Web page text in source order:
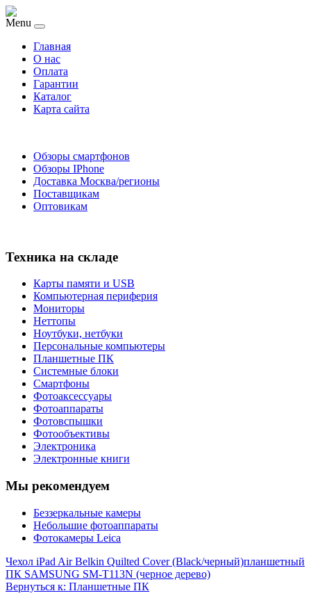
Menu
Главная
O нас
Оплата
Гарантии
Каталог
Карта сайта
Обзоры смартфонов
Обзоры IPhone
Доставка Москва/регионы
Поставщикам
Оптовикам
Техника на складе
Карты памяти и USB
Компьютерная периферия
Мониторы
Неттопы
Ноутбуки, нетбуки
Персональные компьютеры
Планшетные ПК
Системные блоки
Смартфоны
Фотоаксессуары
Фотоаппараты
Фотовспышки
Фотообъективы
Электроника
Электронные книги
Мы рекомендуем
Беззеркальные камеры
Небольшие фотоаппараты
Фотокамеры Leica
Чехол iPad Air Belkin Quilted Cover (Black/черный)планшетный
ПК SAMSUNG SM-T113N (черное дерево)
Вернуться к: Планшетные ПК